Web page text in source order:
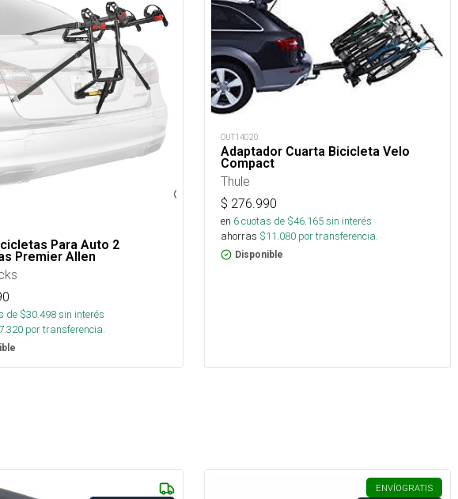
Para Auto 2
Premier Allen
de $30.498sin interés
7.320 por transferencia.
OUT14020
Adaptador Cuarta Bicicleta Velo
Compact
Thule
$ 276.990
en 6cuotas de $46.165sin interés
ahorras $11.080 por transferencia.
Disponible
ENVÍOGRATIS